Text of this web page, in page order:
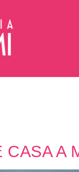
CASA A